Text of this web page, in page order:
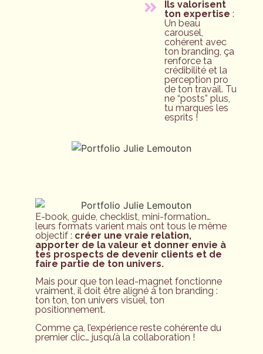
Ils valorisent
ton expertise :
Un beau
carousel,
cohérent avec
ton branding, ça
renforce ta
crédibilité et la
perception pro
de ton travail. Tu
ne “posts” plus,
tu marques les
esprits !
E-book, guide, checklist, mini-formation…
leurs formats varient mais ont tous le même
objectif : créer une vraie relation,
apporter de la valeur et donner envie à
tes prospects de devenir clients et de
faire partie de ton univers.
Mais pour que ton lead-magnet fonctionne
vraiment, il doit être aligné à ton branding :
ton ton, ton univers visuel, ton
positionnement.
Comme ça, l’expérience reste cohérente du
premier clic… jusqu’à la collaboration !